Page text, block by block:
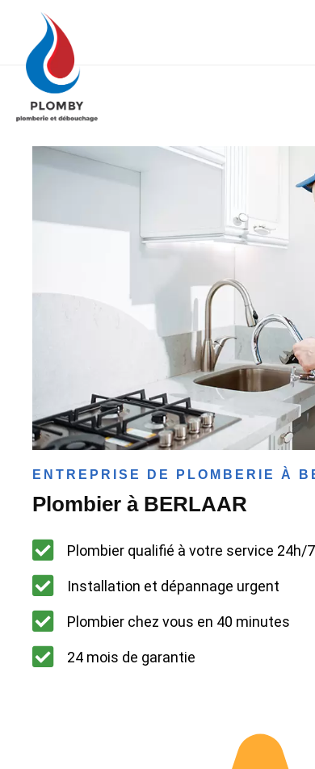
ENTREPRISE DE PLOMBERIE À
Plombier à BERLAAR
Plombier qualifié à votre service 24h/7
Installation et dépannage urgent
Plombier chez vous en 40 minutes
24 mois de garantie